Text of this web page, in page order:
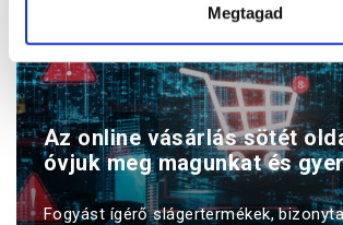
Megtagad
Az online vásárlás sötét
óvjuk meg magunkat és
Fogyást ígérő slágertermékek,